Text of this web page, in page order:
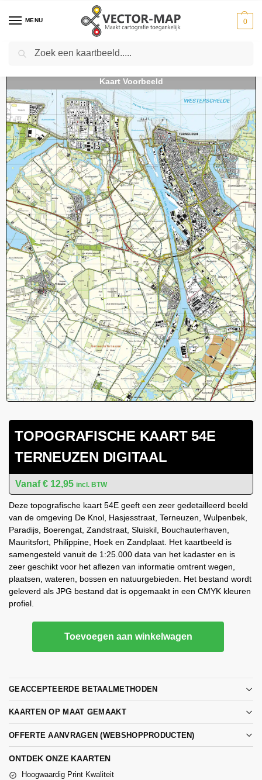
MENU 0
Home Kaarten - Topografische kaarten
TOPOGRAFISCHE KAART 54E
TERNEUZEN DIGITAAL
€ 12,95 incl. BTW
Deze topografische kaart 54E geeft een zeer gedetailleerd beeld
van de omgeving De Knol, Hasjesstraat, Terneuzen, Wulpenbek,
Paradijs, Boerengat, Zandstraat, Sluiskil, Bouchauterhaven,
Mauritsfort, Philippine, Hoek en Zandplaat. Het kaartbeeld is
samengesteld vanuit de 1:25.000 data van het kadaster en is
zeer geschikt voor het aflezen van informatie omtrent wegen,
plaatsen, wateren, bossen en natuurgebieden. Het bestand wordt
geleverd als JPG bestand dat is opgemaakt in een CMYK kleuren
profiel.
Toevoegen aan winkelwagen
GEACCEPTEERDE BETAALMETHODEN
KAARTEN OP MAAT GEMAAKT
OFFERTE AANVRAGEN (WEBSHOPPRODUCTEN)
ONTDEK ONZE KAARTEN
Hoogwaardig Print Kwaliteit